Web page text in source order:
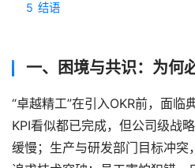
5 结语
一、困境与共识：为何
“卓越精工”在引入OKR前，面临
KPI看似都已完成，但公司级战
缓慢；生产与研发部门目标冲突